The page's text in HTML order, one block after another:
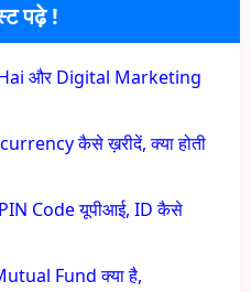
पढ़े !
और Digital Marketing
कैसे ख़रीदें, क्या होती
Code यूपीआई, ID कैसे
Fund क्या है,